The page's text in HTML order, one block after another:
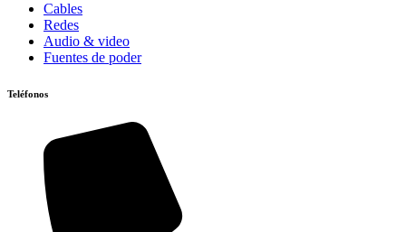
Cables
Redes
Audio & video
Fuentes de poder
Teléfonos